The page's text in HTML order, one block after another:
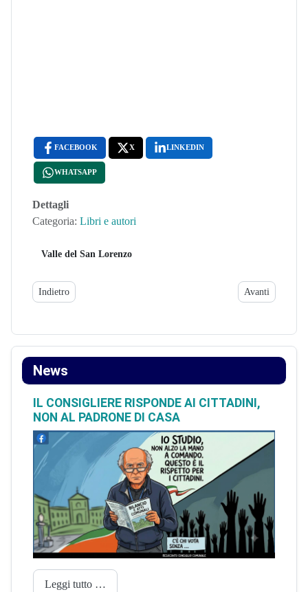
FACEBOOK X LINKEDIN
WHATSAPP
Dettagli
Categoria: Libri e autori
Valle del San Lorenzo
Articolo precedente: L'Ultima Corsa Giallo al Rally di Sanremo
Indietro Articolo
Avanti
News
IL CONSIGLIERE RISPONDE AI CITTADINI,
NON AL PADRONE DI CASA
Leggi tutto …